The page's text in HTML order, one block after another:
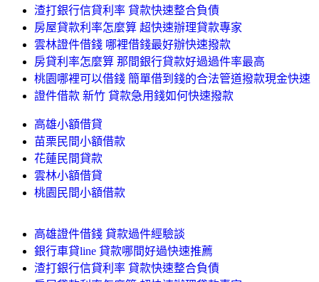
渣打銀行信貸利率 貸款快速整合負債
房屋貸款利率怎麼算 超快速辦理貸款專家
雲林證件借錢 哪裡借錢最好辦快速撥款
房貸利率怎麼算 那間銀行貸款好過過件率最高
桃園哪裡可以借錢 簡單借到錢的合法管道撥款現金快速
證件借款 新竹 貸款急用錢如何快速撥款
高雄小額借貸
苗栗民間小額借款
花蓮民間貸款
雲林小額借貸
桃園民間小額借款
高雄證件借錢 貸款過件經驗談
銀行車貸line 貸款哪間好過快速推薦
渣打銀行信貸利率 貸款快速整合負債